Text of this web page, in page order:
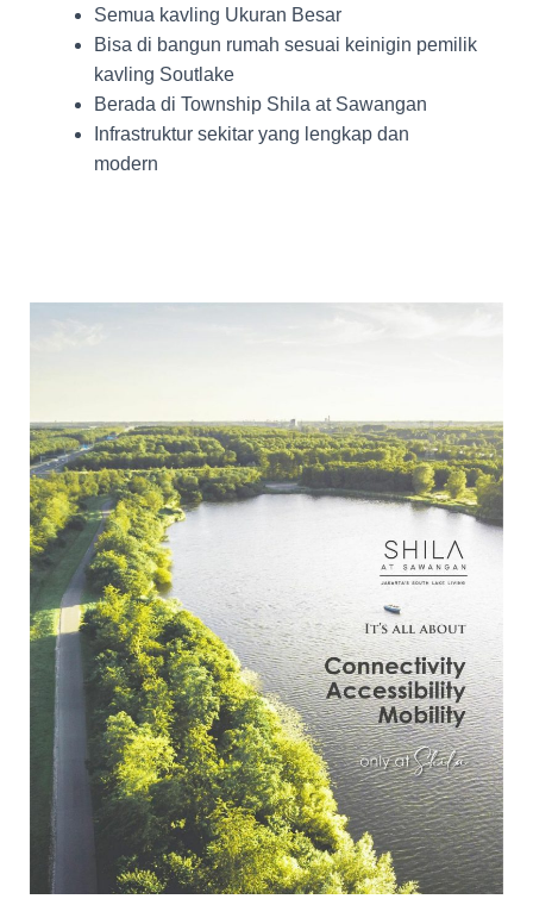
Semua kavling Ukuran Besar
Bisa di bangun rumah sesuai keinigin pemilik
kavling Soutlake
Berada di Township Shila at Sawangan
Infrastruktur sekitar yang lengkap dan
modern